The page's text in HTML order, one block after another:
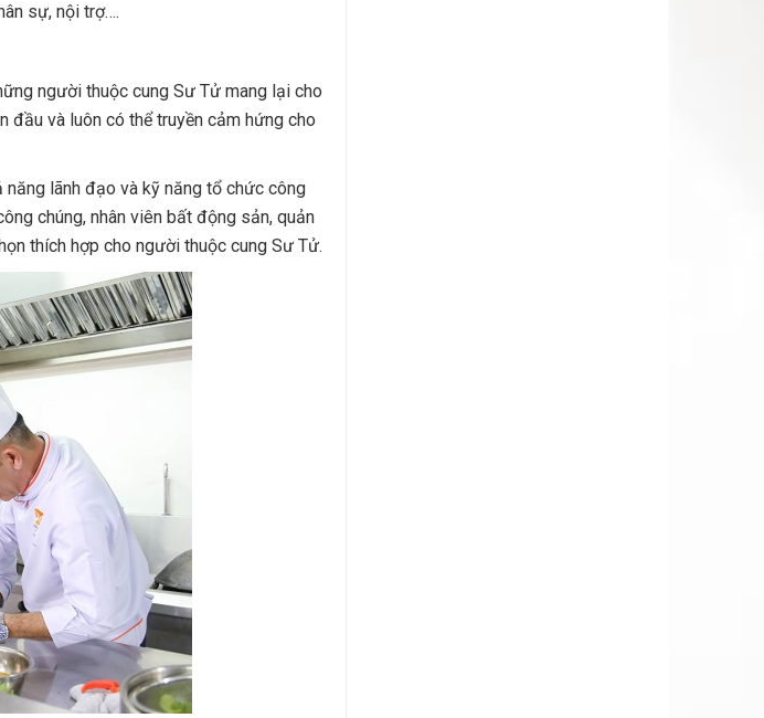
sự, nội trợ….
người thuộc cung Sư Tử mang lại cho
và luôn có thể truyền cảm hứng cho
lãnh đạo và kỹ năng tổ chức công
chúng, nhân viên bất động sản, quản
thích hợp cho người thuộc cung Sư Tử.